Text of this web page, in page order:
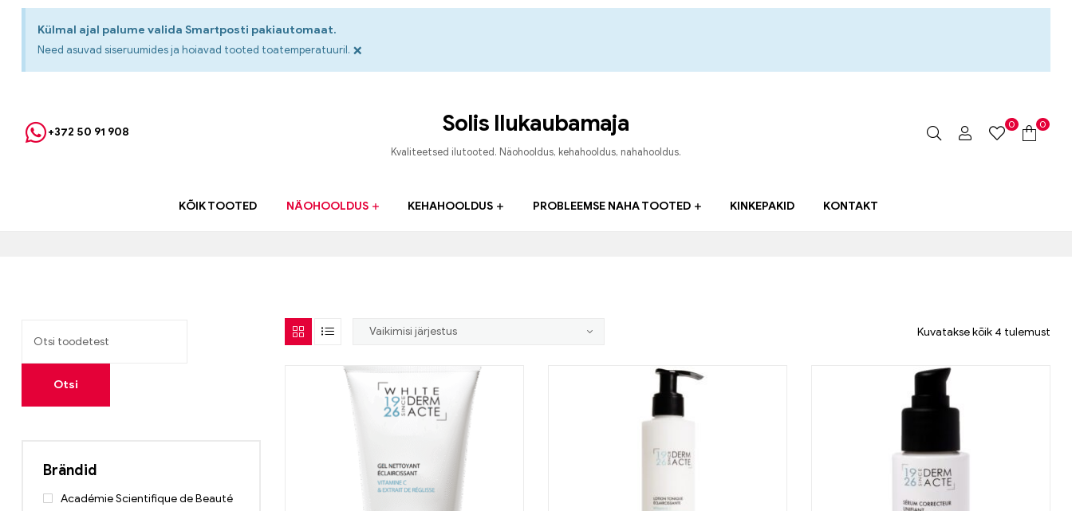
Külmal ajal palume valida Smartposti pakiautomaat.
Need asuvad siseruumides ja hoiavad tooted toatemperatuuril. ×
+372 50 91 908 Solis Ilukaubamaja
Kvaliteetsed ilutooted. Näohooldus, kehahooldus, nahahooldus.
0 0
KÕIK TOOTED NÄOHOOLDUS KEHAHOOLDUS PROBLEEMSE NAHA TOOTED KINKEPAKID KONTAKT
Kuvatakse kõik 4 tulemust
Otsi
Brändid
Académie Scientifique de Beauté